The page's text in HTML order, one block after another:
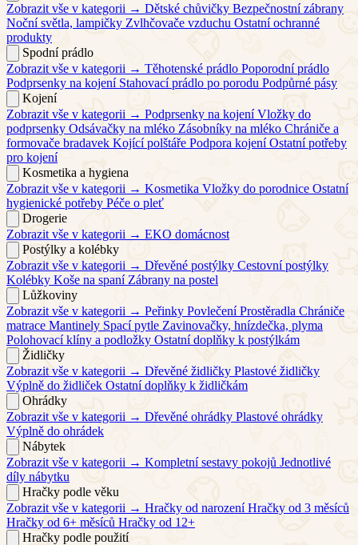
Zobrazit vše v kategorii → Dětské chůvičky Bezpečnostní zábrany
Noční světla, lampičky Zvlhčovače vzduchu Ostatní ochranné
produkty
Spodní prádlo
Zobrazit vše v kategorii → Těhotenské prádlo Poporodní prádlo
Podprsenky na kojení Stahovací prádlo po porodu Podpůrné pásy
Kojení
Zobrazit vše v kategorii → Podprsenky na kojení Vložky do
podprsenky Odsávačky na mléko Zásobníky na mléko Chrániče a
formovače bradavek Kojící polštáře Podpora kojení Ostatní potřeby
pro kojení
Kosmetika a hygiena
Zobrazit vše v kategorii → Kosmetika Vložky do porodnice Ostatní
hygienické potřeby Péče o pleť
Drogerie
Zobrazit vše v kategorii → EKO domácnost
Postýlky a kolébky
Zobrazit vše v kategorii → Dřevěné postýlky Cestovní postýlky
Kolébky Koše na spaní Zábrany na postel
Lůžkoviny
Zobrazit vše v kategorii → Peřinky Povlečení Prostěradla Chrániče
matrace Mantinely Spací pytle Zavinovačky, hnízdečka, plyma
Polohovací klíny a podložky Ostatní doplňky k postýlkám
Židličky
Zobrazit vše v kategorii → Dřevěné židličky Plastové židličky
Výplně do židliček Ostatní doplňky k židličkám
Ohrádky
Zobrazit vše v kategorii → Dřevěné ohrádky Plastové ohrádky
Výplně do ohrádek
Nábytek
Zobrazit vše v kategorii → Kompletní sestavy pokojů Jednotlivé
díly nábytku
Hračky podle věku
Zobrazit vše v kategorii → Hračky od narození Hračky od 3 měsíců
Hračky od 6+ měsíců Hračky od 12+
Hračky podle použití